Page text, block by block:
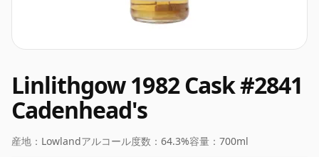
Linlithgow 1982 Cask #2841
Cadenhead's
産地： Lowlandアルコール度数： 64.3%容量： 700ml